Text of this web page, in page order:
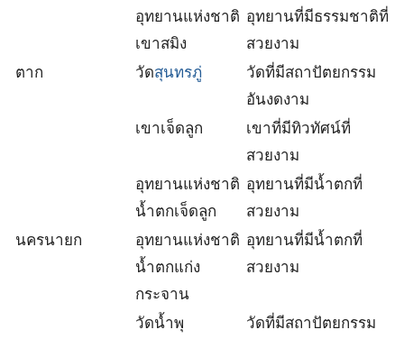
อุทยานแห่งชาติ
เขาสมิง
อุทยานที่มีธรรมชาติที่
สวยงาม
ตาก
วัดสุนทรภู่
วัดที่มีสถาปัตยกรรม
อันงดงาม
เขาเจ็ดลูก
เขาที่มีทิวทัศน์ที่
สวยงาม
อุทยานแห่งชาติ
น้ำตกเจ็ดลูก
อุทยานที่มีน้ำตกที่
สวยงาม
นครนายก
อุทยานแห่งชาติ
น้ำตกแก่ง
กระจาน
อุทยานที่มีน้ำตกที่
สวยงาม
วัดน้ำพุ
วัดที่มีสถาปัตยกรรม